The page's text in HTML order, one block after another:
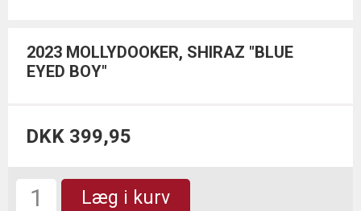
2023 MOLLYDOOKER, SHIRAZ "BLUE
EYED BOY"
DKK 399,95
Læg i kurv